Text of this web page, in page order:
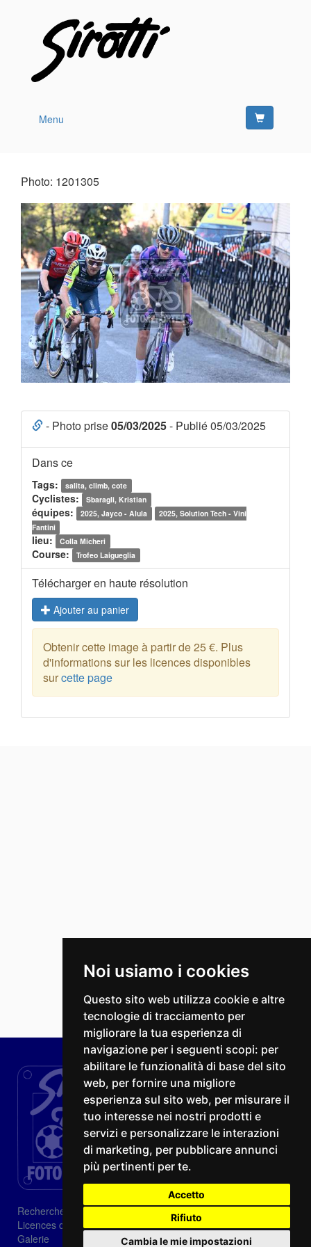
Noi usiamo i cookies
Questo sito web utilizza cookie e altre
tecnologie di tracciamento per
migliorare la tua esperienza di
navigazione per i seguenti scopi: per
abilitare le funzionalità di base del sito
web, per fornire una migliore
esperienza sul sito web, per misurare il
tuo interesse nei nostri prodotti e
servizi e personalizzare le interazioni
di marketing, per pubblicare annunci
più pertinenti per te.
Accetto
Rifiuto
Cambia le mie impostazioni
Menu
Photo: 1201305
- Photo prise05/03/2025- Publié 05/03/2025
Dans ce
Tags: salita, climb, cote
Cyclistes: Sbaragli, Kristian
équipes: 2025, Jayco - Alula
2025, Solution Tech - Vini
Fantini
lieu: Colla Micheri
Course: Trofeo Laigueglia
Télécharger en haute résolution
Ajouter au panier
Obtenir cette image à partir de 25 €. Plus
d'informations sur les licences disponibles
surcette page
Recherche
Licences d'image
Galerie